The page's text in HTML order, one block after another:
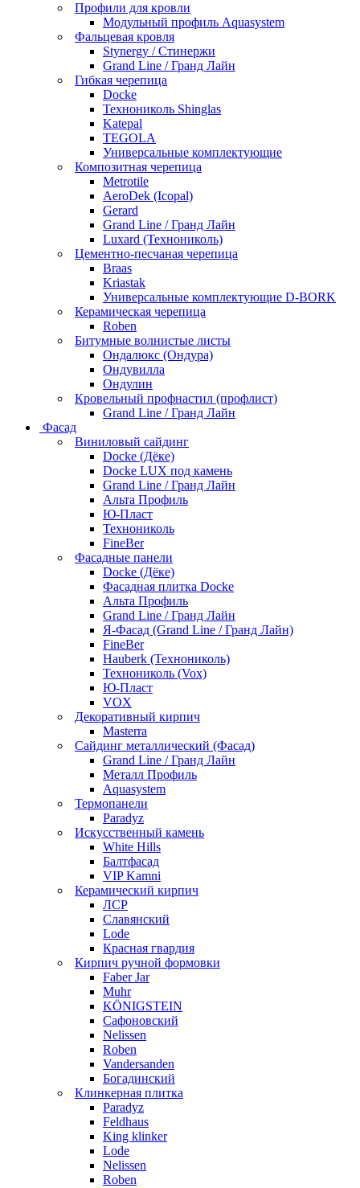
Профили для кровли
Модульный профиль Aquasystem
Фальцевая кровля
Stynergy / Стинержи
Grand Line / Гранд Лайн
Гибкая черепица
Docke
Технониколь Shinglas
Katepal
TEGOLA
Универсальные комплектующие
Композитная черепица
Metrotile
AeroDek (Icopal)
Gerard
Grand Line / Гранд Лайн
Luxard (Технониколь)
Цементно-песчаная черепица
Braas
Kriastak
Универсальные комплектующие D-BORK
Керамическая черепица
Roben
Битумные волнистые листы
Ондалюкс (Ондура)
Ондувилла
Ондулин
Кровельный профнастил (профлист)
Grand Line / Гранд Лайн
Фасад
Виниловый сайдинг
Docke (Дёке)
Docke LUX под камень
Grand Line / Гранд Лайн
Альта Профиль
Ю-Пласт
Технониколь
FineBer
Фасадные панели
Docke (Дёке)
Фасадная плитка Docke
Альта Профиль
Grand Line / Гранд Лайн
Я-Фасад (Grand Line / Гранд Лайн)
FineBer
Hauberk (Технониколь)
Технониколь (Vox)
Ю-Пласт
VOX
Декоративный кирпич
Masterra
Сайдинг металлический (Фасад)
Grand Line / Гранд Лайн
Металл Профиль
Aquasystem
Термопанели
Paradyz
Искусственный камень
White Hills
Балтфасад
VIP Kamni
Керамический кирпич
ЛСР
Славянский
Lode
Красная гвардия
Кирпич ручной формовки
Faber Jar
Muhr
KÖNIGSTEIN
Сафоновский
Nelissen
Roben
Vandersanden
Богадинский
Клинкерная плитка
Paradyz
Feldhaus
King klinker
Lode
Nelissen
Roben